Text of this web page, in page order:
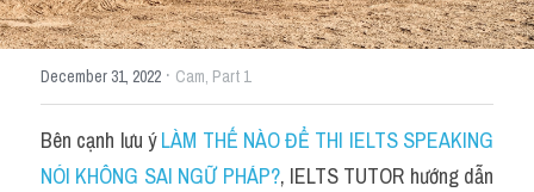
December 31, 2022 · Cam, Part 1
Bên cạnh lưu ý LÀM THẾ NÀO ĐỂ THI IELTS SPEAKING
NÓI KHÔNG SAI NGỮ PHÁP?, IELTS TUTOR hướng dẫn